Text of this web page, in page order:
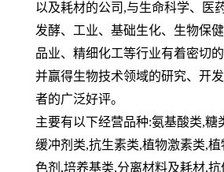
以及耗材的公司 ,与生命科学、医
发酵、工业、基础生化、生物保
品业、精细化工等行业有着密切
并赢得生物技术领域的研究、开
者的广泛好评。
主要有以下经营品种:氨基酸类,糖
缓冲剂类,抗生素类,植物激素类,植
色剂 ,培养基类,分离材料及耗材,抗